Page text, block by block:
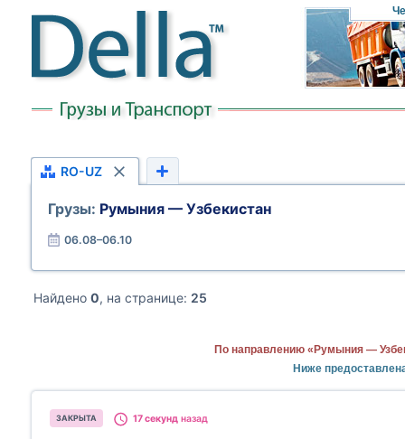
RO-UZ
Грузы: Румыния — Узбекистан
06.08–06.10
Найдено 0, на странице: 25
По направлению «Румыния —
Ниже
ЗАКРЫТА 17 секунд назад